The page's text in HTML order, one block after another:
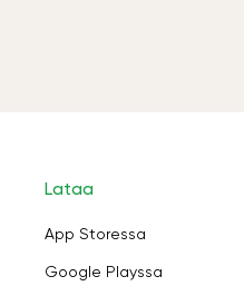
Lataa
App Storessa
Google Playssa